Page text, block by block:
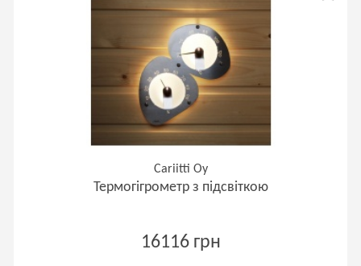
Cariitti Oy
Термогігрометр з підсвіткою
16116 грн